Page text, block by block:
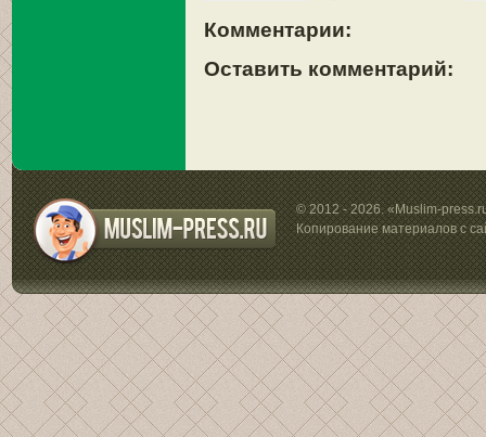
Комментарии:
Оставить комментарий:
© 2012 - 2026. «Muslim-
Копирование материалов с